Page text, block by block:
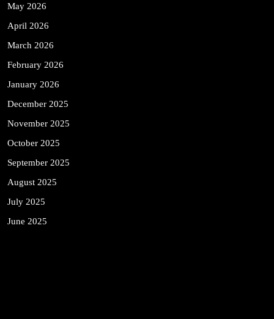
May 2026
April 2026
March 2026
February 2026
January 2026
December 2025
November 2025
October 2025
September 2025
August 2025
July 2025
June 2025